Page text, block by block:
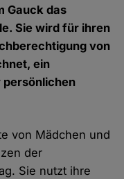
Gauck das
Sie wird für ihren
von
ein
persönlichen
von Mädchen und
der
Sie nutzt ihre